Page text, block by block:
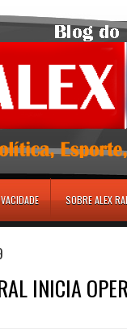
SOBRE ALEX
INICIA